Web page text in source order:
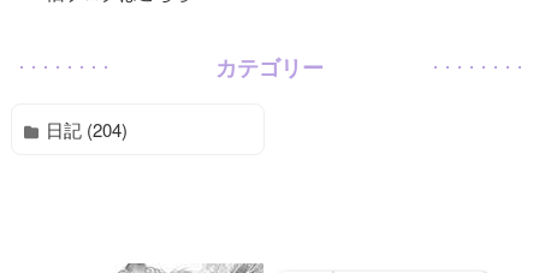
カテゴリー
日記 (204)